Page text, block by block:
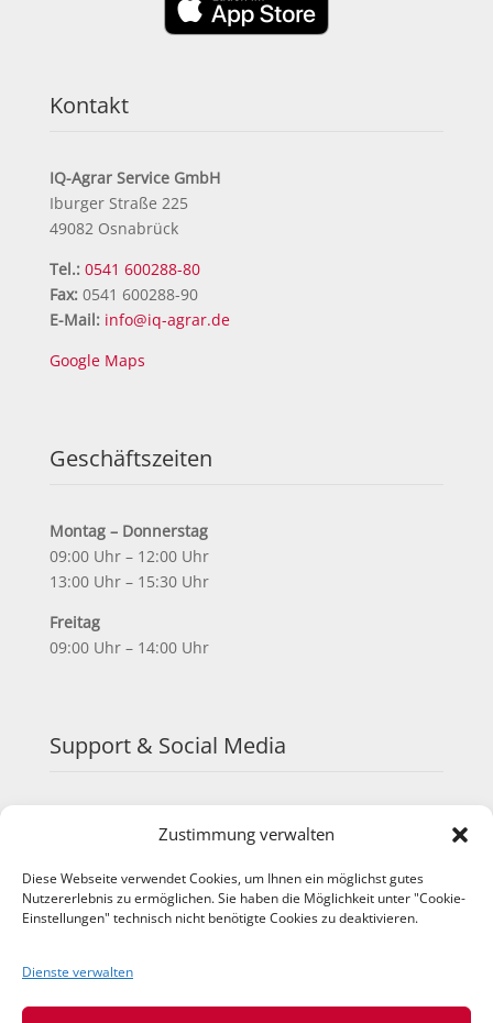
Zustimmung verwalten
Diese Webseite verwendet Cookies, um Ihnen ein möglichst gutes
Nutzererlebnis zu ermöglichen. Sie haben die Möglichkeit unter "Cookie-
Einstellungen" technisch nicht benötigte Cookies zu deaktivieren.
Dienste verwalten
Kontakt
IQ-Agrar Service GmbH
Iburger Straße 225
49082 Osnabrück
Tel.: 0541 600288-80
Fax:0541 600288-90
E-Mail: info@iq-agrar.de
Google Maps
Geschäftszeiten
Montag – Donnerstag
09:00 Uhr – 12:00 Uhr
13:00 Uhr – 15:30 Uhr
Freitag
09:00 Uhr – 14:00 Uhr
Support & Social Media
TeamViewer
YouTube
Instagram